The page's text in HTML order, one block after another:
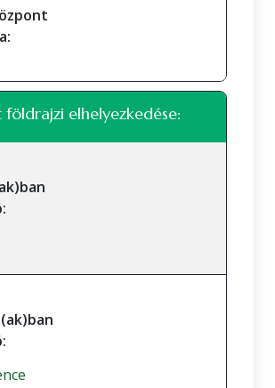
földrajzi elhelyezkedése: